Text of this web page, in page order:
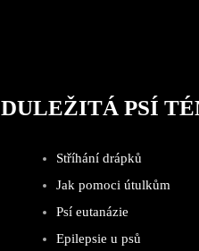
DULEŽITÁ PSÍ
Stříhání drápků
Jak pomoci útulkům
Psí eutanázie
Epilepsie u psů